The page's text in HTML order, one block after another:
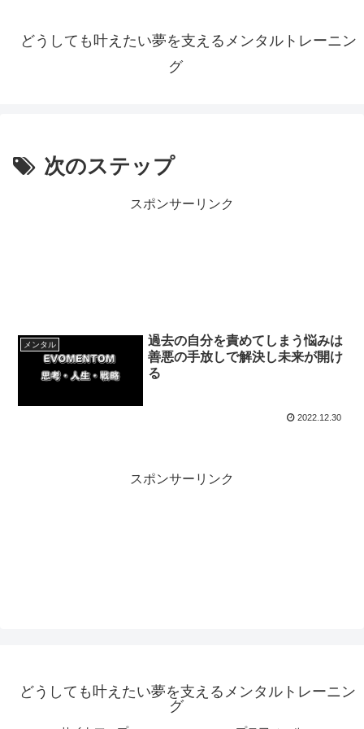
どうしても叶えたい夢を支えるメンタルトレーニン
グ
次のステップ
スポンサーリンク
メンタル
過去の自分を責めてしまう悩みは
善悪の手放しで解決し未来が開け
る
2022.12.30
スポンサーリンク
どうしても叶えたい夢を支えるメンタルトレーニン
グ